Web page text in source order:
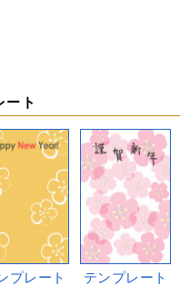
ート
プレート
テンプレート